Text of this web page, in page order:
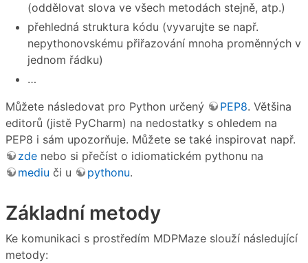
(oddělovat slova ve všech metodách stejně, atp.)
přehledná struktura kódu (vyvarujte se např.
nepythonovskému přiřazování mnoha proměnných v
jednom řádku)
…
Můžete následovat pro Python určený
PEP8. Většina
editorů (jistě PyCharm) na nedostatky s ohledem na
PEP8 i sám upozorňuje. Můžete se také inspirovat např.
zde nebo si přečíst o idiomatickém pythonu na
mediu či u pythonu.
Základní metody
Ke komunikaci s prostředím MDPMaze slouží následující
metody: